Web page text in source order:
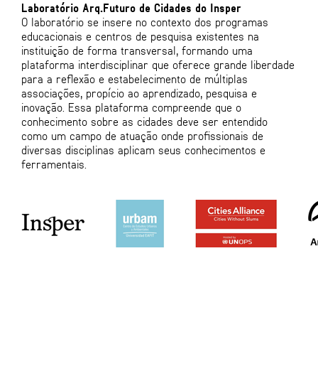
Laboratório Arq.Futuro de Cidades do Insper
O laboratório se insere no contexto dos programas
educacionais e centros de pesquisa existentes na
instituição de forma transversal, formando uma
plataforma interdisciplinar que oferece grande liberdade
para a reflexão e estabelecimento de múltiplas
associações, propício ao aprendizado, pesquisa e
inovação. Essa plataforma compreende que o
conhecimento sobre as cidades deve ser entendido
como um campo de atuação onde profissionais de
diversas disciplinas aplicam seus conhecimentos e
ferramentais.